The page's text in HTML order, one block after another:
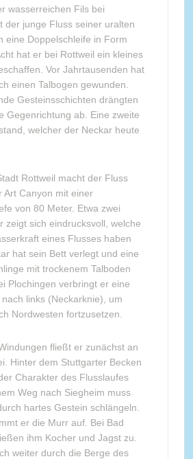
wasserreichen Fils bei
der junge Fluss seiner uralten
eine Doppelschleife in Form
hat er bei Rottweil ein kleines
Vor Jahrtausenden hat
einen Talbogen gewunden.
Gesteinsschichten drängten
Gegenrichtung ab. Eine zweite
welcher der Neckar heute
Rottweil macht der Fluss
Art Canyon mit einer
von 80 Meter. Etwa zwei
zeigt sich eindrucksvoll, welche
eines Flusses haben
hat sein Bett verlegt und eine
mit trockenem Talboden
Plochingen verbringt er eine
links (Neckarknie), um
Nordwesten fortzusetzen.
fließt er zunächst an
Hinter dem Stuttgarter Becken
Charakter des Flusslaufes
Weg nach Siegheim muss
hartes Gestein schlängeln.
er die Murr auf. Bei Bad
ihm Kocher und Jagst zu.
weiter durch die Berge des